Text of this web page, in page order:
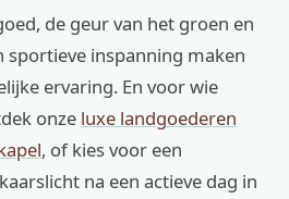
de geur van het groen en
sportieve inspanning maken
ervaring. En voor wie
onze luxe landgoederen
, of kies voor een
na een actieve dag in